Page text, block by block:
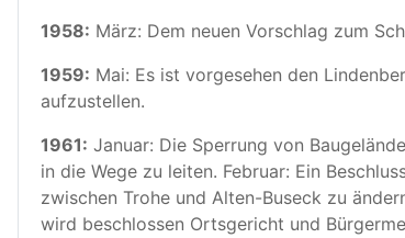
1958: März: Dem neuen Vorschlag zum
1959: Mai: Es ist vorgesehen den
aufzustellen.
1961: Januar: Die Sperrung von
in die Wege zu leiten. Februar: Ein
zwischen Trohe und Alten-Buseck zu
wird beschlossen Ortsgericht und